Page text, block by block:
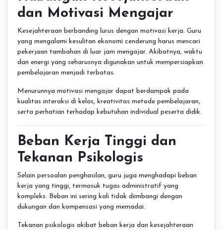
dan Motivasi Mengajar
Kesejahteraan berbanding lurus dengan motivasi kerja. Guru
yang mengalami kesulitan ekonomi cenderung harus mencari
pekerjaan tambahan di luar jam mengajar. Akibatnya, waktu
dan energi yang seharusnya digunakan untuk mempersiapkan
pembelajaran menjadi terbatas.
Menurunnya motivasi mengajar dapat berdampak pada
kualitas interaksi di kelas, kreativitas metode pembelajaran,
serta perhatian terhadap kebutuhan individual peserta didik.
Beban Kerja Tinggi dan
Tekanan Psikologis
Selain persoalan penghasilan, guru juga menghadapi beban
kerja yang tinggi, termasuk tugas administratif yang
kompleks. Beban ini sering kali tidak diimbangi dengan
dukungan dan kompensasi yang memadai.
Tekanan psikologis akibat beban kerja dan kesejahteraan